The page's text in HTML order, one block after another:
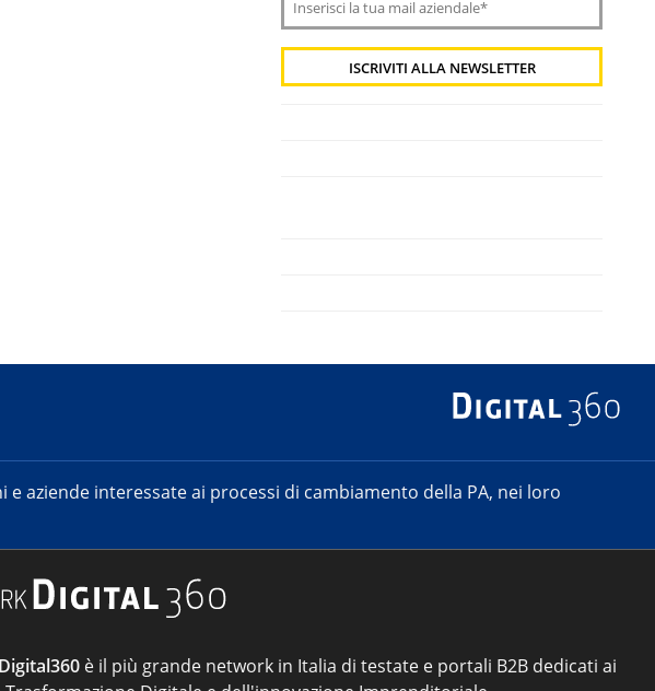
aziende interessate ai processi di cambiamento della PA, nei loro
è il più grande network in Italia di testate e portali B2B dedicati ai